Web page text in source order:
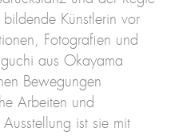
Künstlerin vor
Fotografien und
aus Okayama
Bewegungen
Arbeiten und
ist sie mit